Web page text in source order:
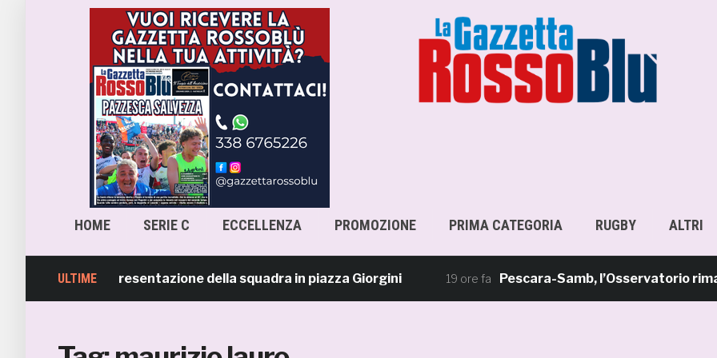
HOME SERIE C ECCELLENZA PROMOZIONE PRIMA CATEGORIA RUGBY ALTRI
ULTIME
stasera la presentazione della squadra in piazza Giorgini 19 ore fa Pescara-Samb, l’Osservatorio rimanda